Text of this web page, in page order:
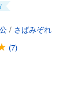
/ さばみぞれ
(7)